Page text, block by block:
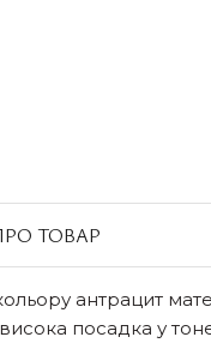
ТОВАР
антрацит
посадка у